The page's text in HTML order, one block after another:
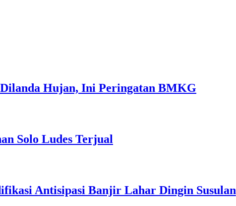
Dilanda Hujan, Ini Peringatan BMKG
Solo Ludes Terjual
Antisipasi Banjir Lahar Dingin Susulan